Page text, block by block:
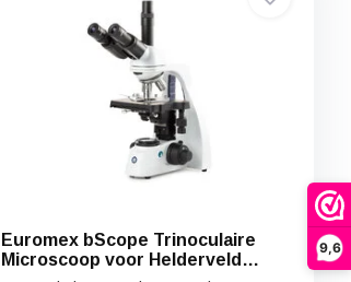
9,6
Euromex bScope Trinoculaire
Microscoop voor Helderveld